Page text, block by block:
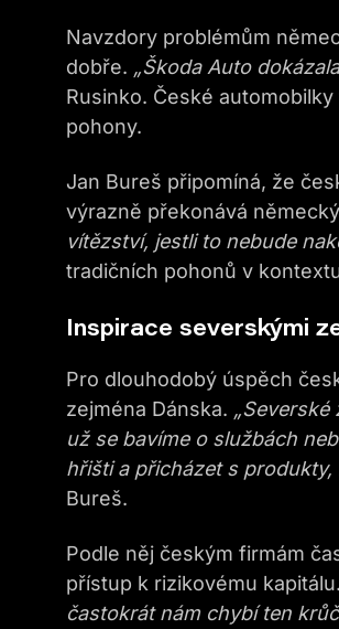
Navzdory problémům
dobře. „Škoda Auto
Rusinko. České
pohony.
Jan Bureš připomíná, že
výrazně překonává
vítězství, jestli to nebude
tradičních pohonů v
Inspirace severskými
Pro dlouhodobý úspěch
zejména Dánska.
už se bavíme o službách
hřišti a přicházet s
Bureš.
Podle něj českým firmám
přístup k rizikovému kapitálu.
častokrát nám chybí ten